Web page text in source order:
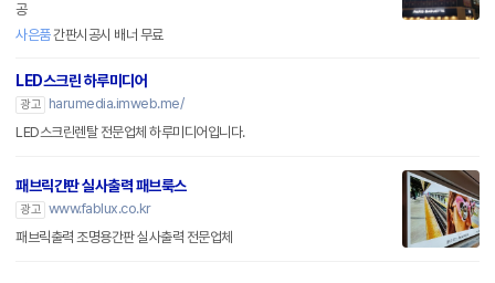
공
사은품간판시공시 배너 무료
LED스크린 하루미디어
광고
harumedia.imweb.me/
LED스크린렌탈 전문업체 하루미디어입니다.
패브릭간판 실사출력 패브룩스
광고 www.fablux.co.kr
패브릭출력 조명용간판 실사출력 전문업체